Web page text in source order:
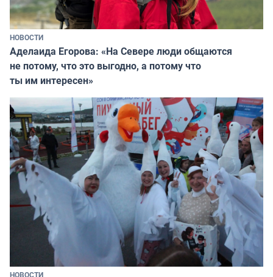
НОВОСТИ
Аделаида Егорова: «На Севере люди общаются
не потому, что это выгодно, а потому что
ты им интересен»
НОВОСТИ